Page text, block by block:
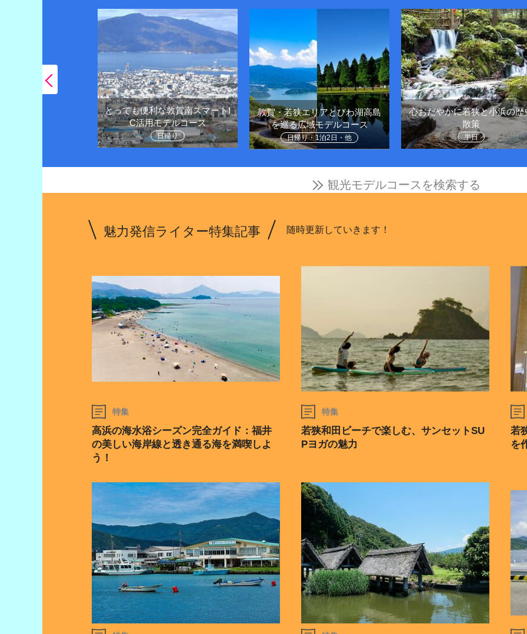
とっても便利な敦賀南スマートI
C活用モデルコース
日帰り
敦賀・若狭エリアとびわ湖高島
を巡る広域モデルコース
日帰り・1泊2日・他
心おだやかに若狭と小浜の歴
散策
半日
観光モデルコースを検索する
魅力発信ライター特集記事 随時更新していきます！
特集
高浜の海水浴シーズン完全ガイド：福井
の美しい海岸線と透き通る海を満喫しよ
う！
特集
若狭和田ビーチで楽しむ、サンセットSU
Pヨガの魅力
若
を